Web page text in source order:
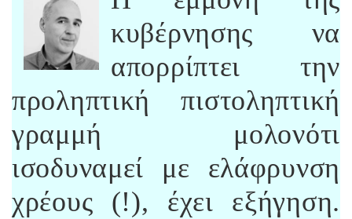
κυβέρνησης να
απορρίπτει την
προληπτική πιστοληπτική
γραμμή μολονότι
ισοδυναμεί με ελάφρυνση
χρέους (!), έχει εξήγηση.